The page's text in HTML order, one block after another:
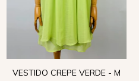
VESTIDO CREPE VERDE - M